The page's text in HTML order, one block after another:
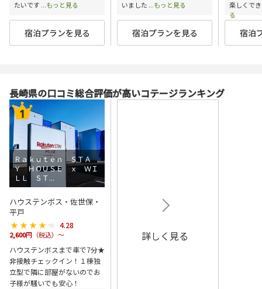
たいです ...もっと見る
宿泊プランを見る
いました ...もっと見る
宿泊プランを見る
楽しくで
る
宿泊
長崎県の口コミ総合評価が高いコテージランキング
Ｒａｋｕｔｅｎ ＳＴＡ
Ｙ ＨＯＵＳＥ ｘ ＷＩ
ＬＬ ＳＴ...
ハウステンボス・佐世保・
平戸
★★★★★
★★★★★ 4.28
2,600円（税込）～
ハウステンボスまで車で7分★
非接触チェックイン！１棟独
立型で隣に部屋がないのでお
子様が騒いでも安心！
詳しく見る